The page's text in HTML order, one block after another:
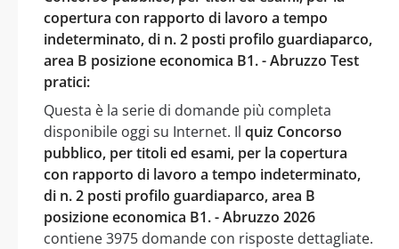
copertura con rapporto di lavoro a tempo
indeterminato, di n. 2 posti profilo guardiaparco,
area B posizione economica B1. - Abruzzo Test
pratici:
Questa è la serie di domande più completa
disponibile oggi su Internet. Il quiz Concorso
pubblico, per titoli ed esami, per la copertura
con rapporto di lavoro a tempo indeterminato,
di n. 2 posti profilo guardiaparco, area B
posizione economica B1. - Abruzzo 2026
contiene 3975 domande con risposte dettagliate.